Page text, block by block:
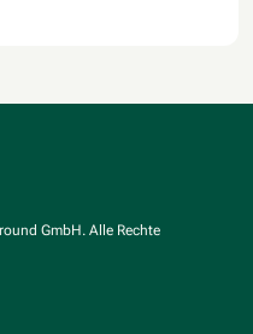
GmbH. Alle Rechte